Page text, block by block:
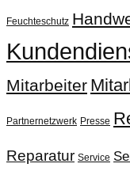
Feuchteschutz
Mitarbeiter
Partnernetzwerk Presse
Reparatur Service